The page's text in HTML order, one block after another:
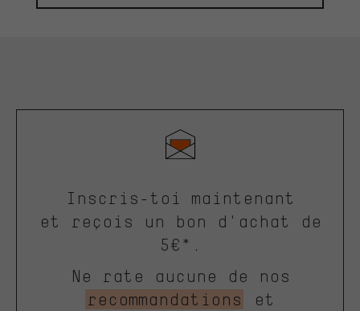
Inscris-toi maintenant
et reçois un bon d'achat de
5€*.
Ne rate aucune de nos
recommandations
et